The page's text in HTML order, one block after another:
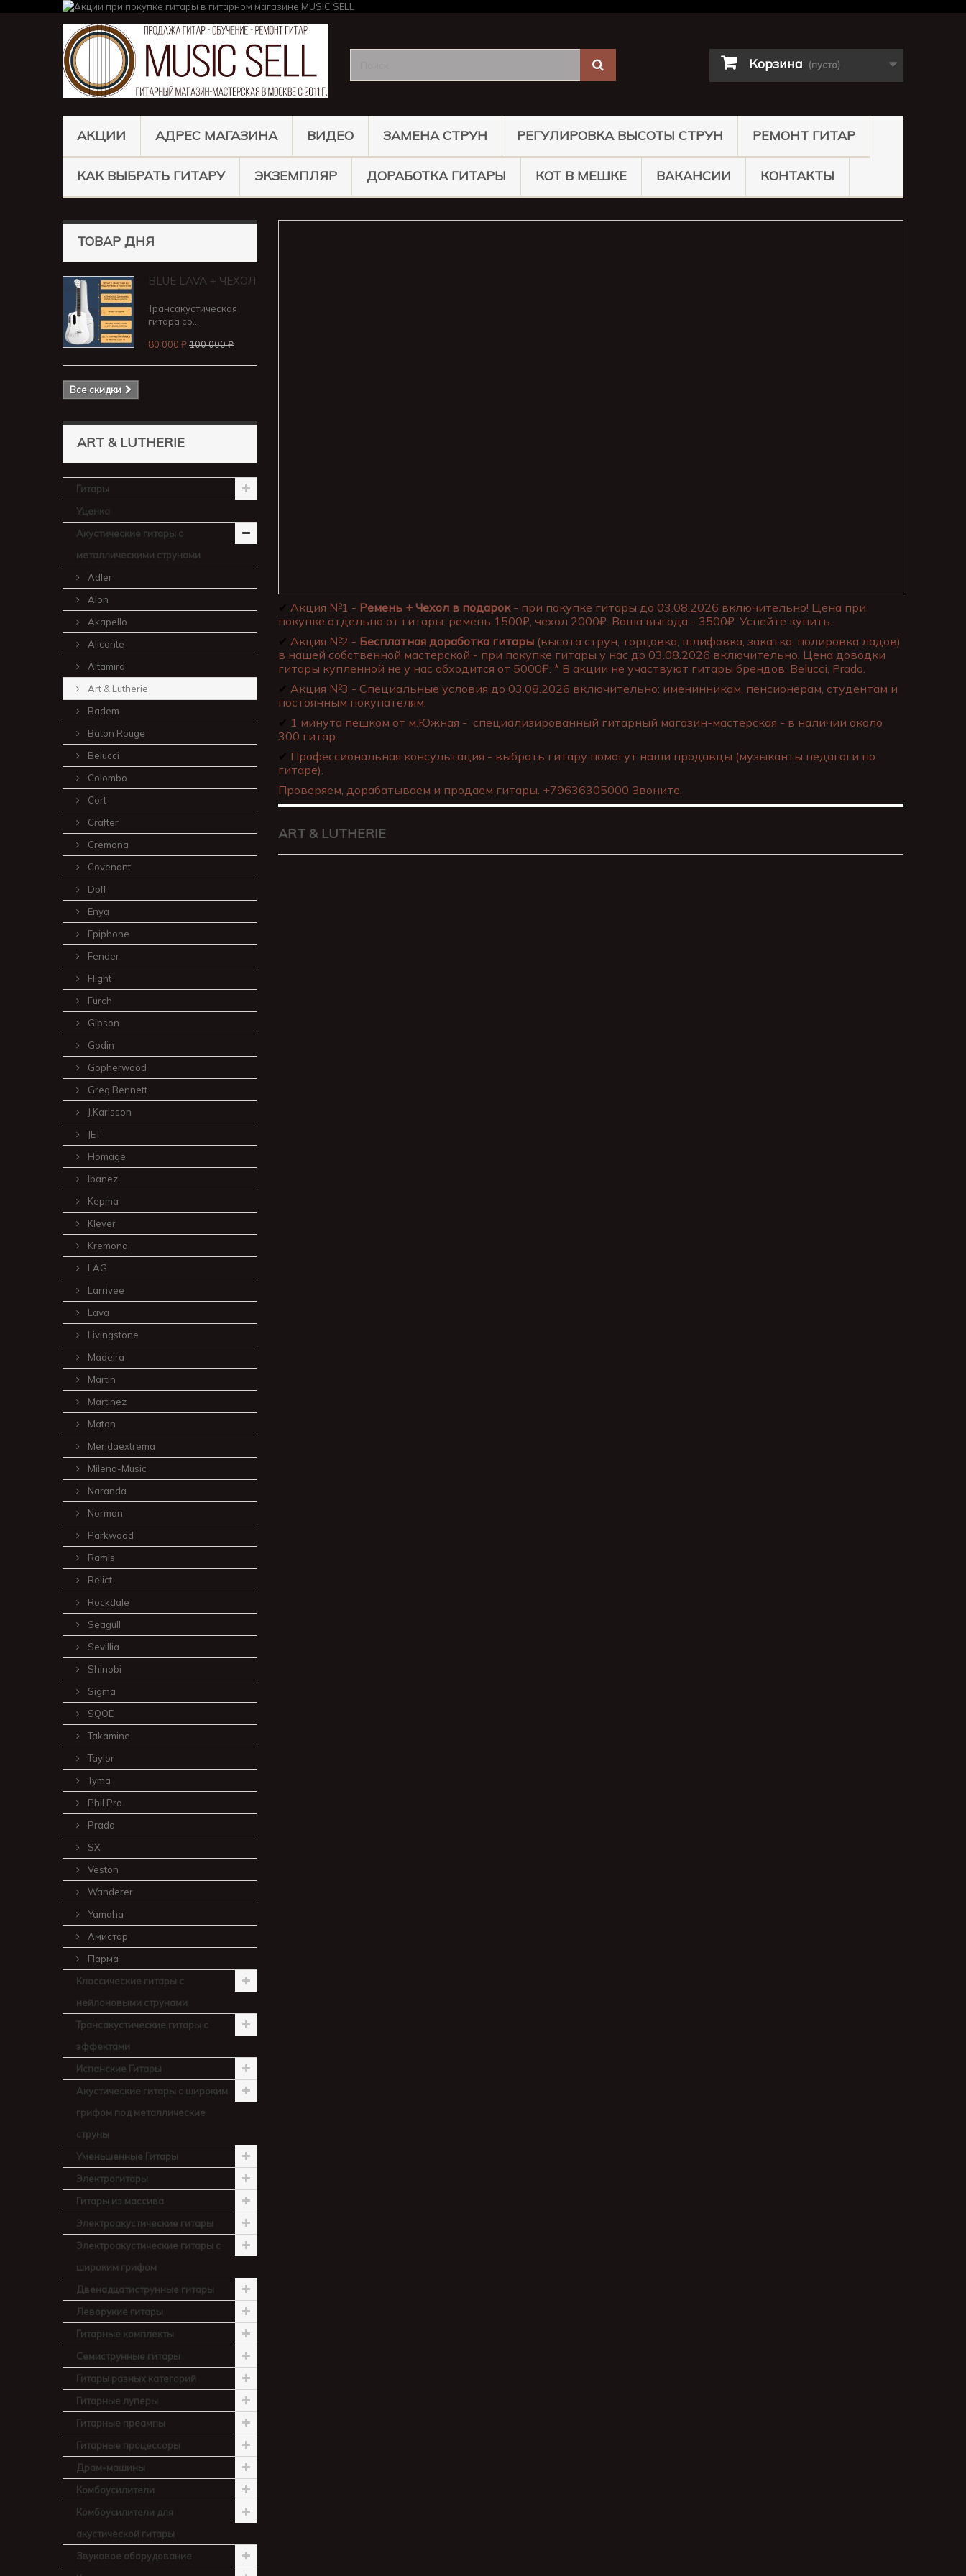
Корзина (пусто)
АКЦИИ АДРЕС МАГАЗИНА ВИДЕО ЗАМЕНА СТРУН РЕГУЛИРОВКА ВЫСОТЫ СТРУН РЕМОНТ ГИТАР
КАК ВЫБРАТЬ ГИТАРУ ЭКЗЕМПЛЯР ДОРАБОТКА ГИТАРЫ КОТ В МЕШКЕ ВАКАНСИИ КОНТАКТЫ
ТОВАР ДНЯ
BLUE LAVA + ЧЕХОЛ
Трансакустическая
гитара со...
80 000 ₽100 000 ₽
Все скидки
ART & LUTHERIE
Гитары
Уценка
Акустические гитары с
металлическими струнами
Adler
Aion
Akapello
Alicante
Altamira
Art & Lutherie
Badem
Baton Rouge
Belucci
Colombo
Cort
Crafter
Cremona
Covenant
Doff
Enya
Epiphone
Fender
Flight
Furch
Gibson
Godin
Gopherwood
Greg Bennett
J.Karlsson
JET
Homage
Ibanez
Kepma
Klever
Kremona
LAG
Larrivee
Lava
Livingstone
Madeira
Martin
Martinez
Maton
Meridaextrema
Milena-Music
Naranda
Norman
Parkwood
Ramis
Relict
Rockdale
Seagull
Sevillia
Shinobi
Sigma
SQOE
Takamine
Taylor
Tyma
Phil Pro
Prado
SX
Veston
Wanderer
Yamaha
Амистар
Парма
Классические гитары с
нейлоновыми струнами
Трансакустические гитары с
эффектами
Испанские Гитары
Акустические гитары с широким
грифом под металлические
струны
Уменьшенные Гитары
Электрогитары
Гитары из массива
Электроакустические гитары
Электроакустические гитары с
широким грифом
Двенадцатиструнные гитары
Леворукие гитары
Гитарные комплекты
Семиструнные гитары
Гитары разных категорий
Гитарные луперы
Гитарные преампы
Гитарные процессоры
Драм-машины
Комбоусилители
Комбоусилители для
акустической гитары
Звуковое оборудование
✔ Акция №1 - Ремень + Чехол в подарок- при покупке гитары до 03.08.2026 включительно! Цена при
покупке отдельно от гитары: ремень 1500₽, чехол 2000₽. Ваша выгода - 3500₽. Успейте купить.
✔ Акция №2 - Бесплатная доработка гитары (высота струн, торцовка, шлифовка, закатка, полировка ладов)
в нашей собственной мастерской - при покупке гитары у нас до 03.08.2026 включительно. Цена доводки
гитары купленной не у нас обходится от 5000₽. * В акции не участвуют гитары брендов: Belucci, Prado.
✔ Акция №3 - Специальные условия до 03.08.2026 включительно: именинникам, пенсионерам, студентам и
постоянным покупателям.
✔ 1 минута пешком от м.Южная - специализированный гитарный магазин-мастерская - в наличии около
300 гитар.
✔ Профессиональная консультация - выбрать гитару помогут наши продавцы (музыканты педагоги по
гитаре).
Проверяем, дорабатываем и продаем гитары. +79636305000 Звоните.
ART & LUTHERIE